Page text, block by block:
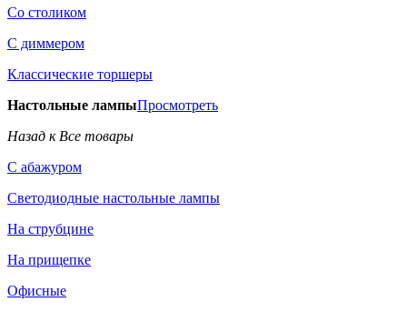
Со столиком
С диммером
Классические торшеры
Настольные лампыПросмотреть
Назад к Все товары
С абажуром
Светодиодные настольные лампы
На струбцине
На прищепке
Офисные